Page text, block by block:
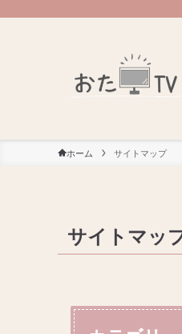
ホーム サイトマップ
サイトマッ